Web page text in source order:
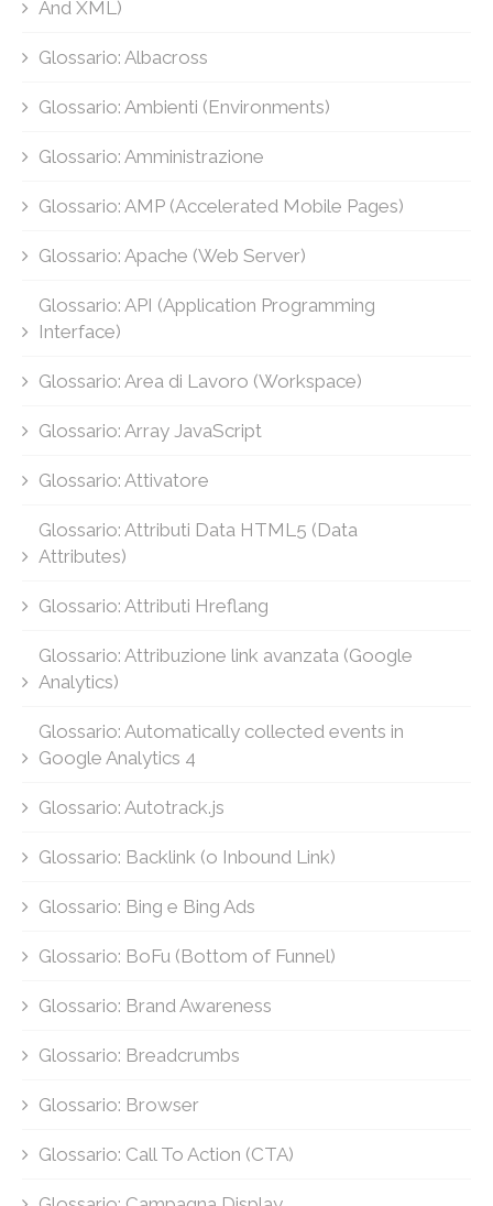
And XML)
Glossario: Albacross
Glossario: Ambienti (Environments)
Glossario: Amministrazione
Glossario: AMP (Accelerated Mobile Pages)
Glossario: Apache (Web Server)
Glossario: API (Application Programming
Interface)
Glossario: Area di Lavoro (Workspace)
Glossario: Array JavaScript
Glossario: Attivatore
Glossario: Attributi Data HTML5 (Data
Attributes)
Glossario: Attributi Hreflang
Glossario: Attribuzione link avanzata (Google
Analytics)
Glossario: Automatically collected events in
Google Analytics 4
Glossario: Autotrack.js
Glossario: Backlink (o Inbound Link)
Glossario: Bing e Bing Ads
Glossario: BoFu (Bottom of Funnel)
Glossario: Brand Awareness
Glossario: Breadcrumbs
Glossario: Browser
Glossario: Call To Action (CTA)